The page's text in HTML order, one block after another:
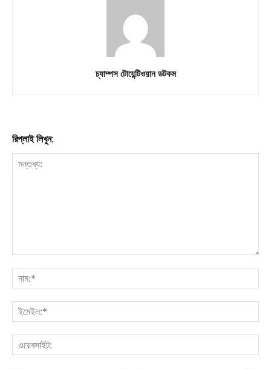
Download PhotoCard
চ্যাম্পস টোয়েন্টিওয়ান ডটকম
রিপ্লাই লিখুন: